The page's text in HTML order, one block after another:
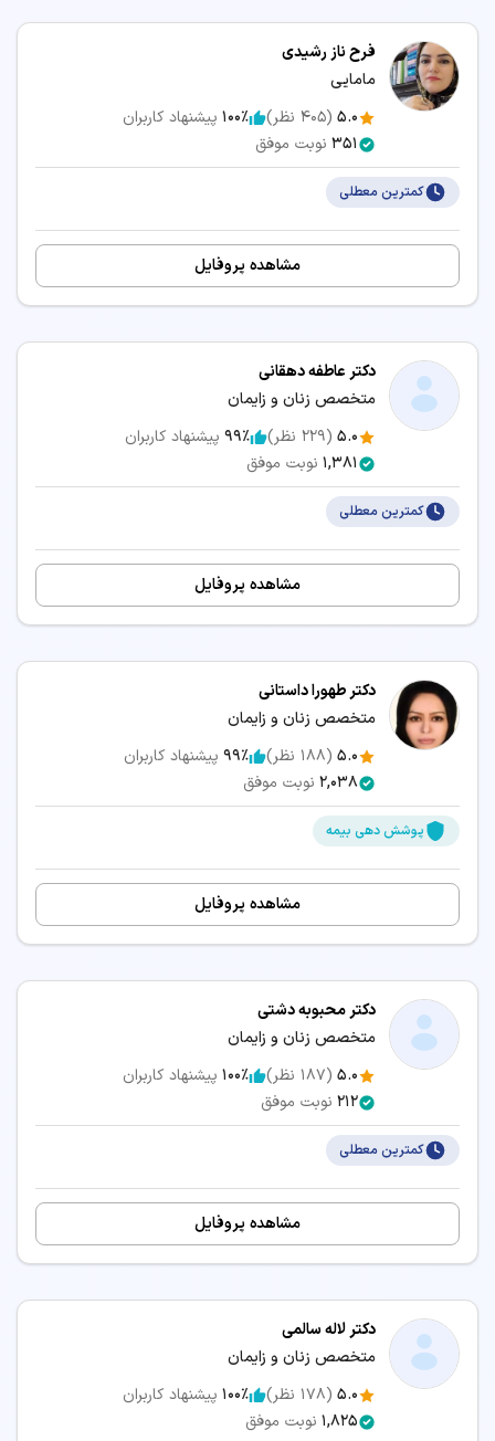
فرح ناز رشیدی
مامایی
5.0
(
405 نظر) 100٪ پیشنهاد کاربران
351 نوبت موفق
کمترین معطلی
مشاهده پروفایل
دکتر عاطفه دهقانی
متخصص زنان و زایمان
5.0
(
229 نظر) 99٪ پیشنهاد کاربران
1,381 نوبت موفق
کمترین معطلی
مشاهده پروفایل
دکتر طهورا داستانی
متخصص زنان و زایمان
5.0
(
188 نظر) 99٪ پیشنهاد کاربران
2,038 نوبت موفق
پوشش دهی بیمه
مشاهده پروفایل
دکتر محبوبه دشتی
متخصص زنان و زایمان
5.0
(
187 نظر) 100٪ پیشنهاد کاربران
212 نوبت موفق
کمترین معطلی
مشاهده پروفایل
دکتر لاله سالمی
متخصص زنان و زایمان
5.0
(
178 نظر) 100٪ پیشنهاد کاربران
1,825 نوبت موفق